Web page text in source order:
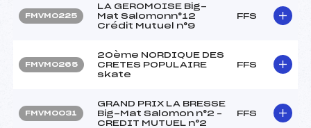
FMVM0225
LA GEROMOISE Big-
Mat Salomonn°12
Crédit Mutuel n°9
FFS
FMVM0265
20ème NORDIQUE DES
CRETES POPULAIRE
skate
FFS
FMVM0031
GRAND PRIX LA BRESSE
Big-Mat Salomon n°2 –
CREDIT MUTUEL n°2
FFS